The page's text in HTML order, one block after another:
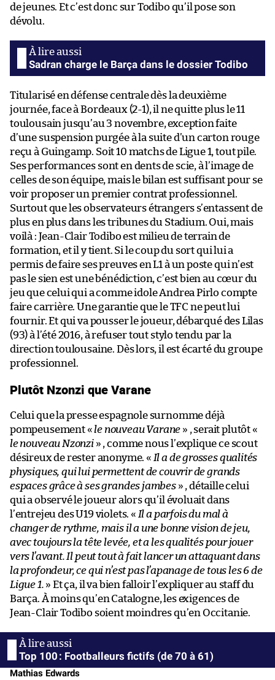
de jeunes. Et c’est donc sur Todibo qu’il pose son
dévolu.
Sadran charge le Barça dans le dossier Todibo
Titularisé en défense centrale dès la deuxième
journée, face à Bordeaux (2-1), il ne quitte plus le 11
toulousain jusqu’au 3 novembre, exception faite
d’une suspension purgée à la suite d’un carton rouge
reçu à Guingamp. Soit 10 matchs de Ligue 1, tout pile.
Ses performances sont en dents de scie, à l’image de
celles de son équipe, mais le bilan est suffisant pour se
voir proposer un premier contrat professionnel.
Surtout que les observateurs étrangers s’entassent de
plus en plus dans les tribunes du Stadium. Oui, mais
voilà : Jean-Clair Todibo est milieu de terrain de
formation, et il y tient. Si le coup du sort qui lui a
permis de faire ses preuves en L1 à un poste qui n’est
pas le sien est une bénédiction, c’est bien au cœur du
jeu que celui qui a comme idole Andrea Pirlo compte
faire carrière. Une garantie que le TFC ne peut lui
fournir. Et qui va pousser le joueur, débarqué des Lilas
(93) à l’été 2016, à refuser tout stylo tendu par la
direction toulousaine. Dès lors, il est écarté du groupe
professionnel.
Plutôt Nzonzi que Varane
Celui que la presse espagnole surnomme déjà
pompeusement « le nouveau Varane » , serait plutôt «
le nouveau Nzonzi» , comme nous l’explique ce scout
désireux de rester anonyme. « Il a de grosses qualités
physiques, qui lui permettent de couvrir de grands
espaces grâce à ses grandes jambes» , détaille celui
qui a observé le joueur alors qu’il évoluait dans
l’entrejeu des U19 violets. « Il a parfois du mal à
changer de rythme, mais il a une bonne vision de jeu,
avec toujours la tête levée, et a les qualités pour jouer
vers l’avant. Il peut tout à fait lancer un attaquant dans
la profondeur, ce qui n’est pas l’apanage de tous les 6 de
Ligue 1. » Et ça, il va bien falloir l’expliquer au staff du
Barça. À moins qu’en Catalogne, les exigences de
Jean-Clair Todibo soient moindres qu’en Occitanie.
Top 100 : Footballeurs fictifs (de 70 à 61)
Mathias Edwards